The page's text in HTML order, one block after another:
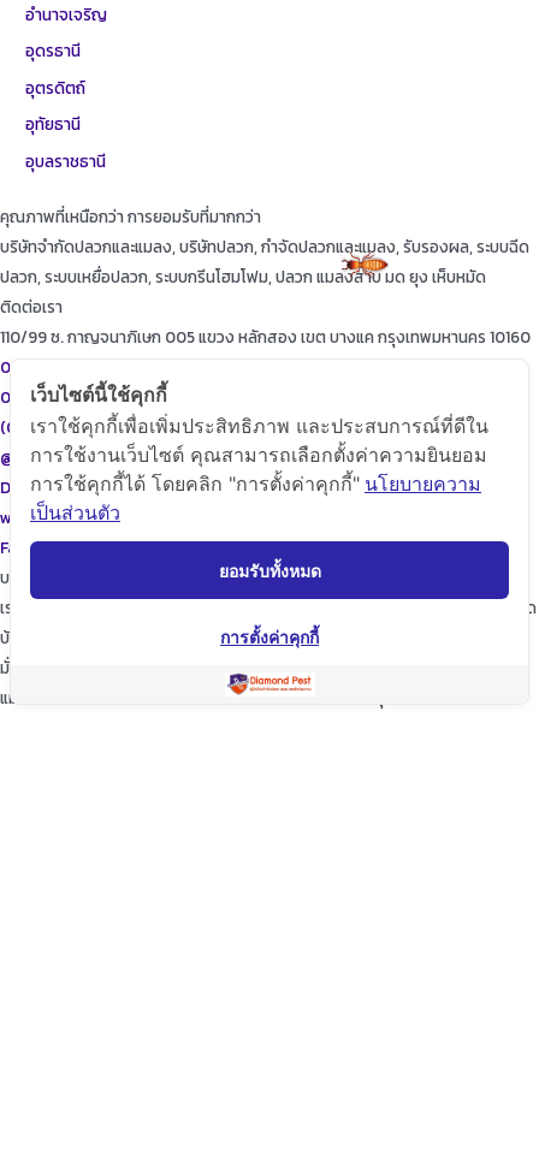
อำนาจเจริญ
อุดรธานี
อุตรดิตถ์
อุทัยธานี
อุบลราชธานี
คุณภาพที่เหนือกว่า การยอมรับที่มากกว่า
บริษัทจำกัดปลวกและแมลง, บริษัทปลวก, กำจัดปลวกและแมลง, รับรองผล, ระบบฉีด
ปลวก, ระบบเหยื่อปลวก, ระบบกรีนโฮมโฟม, ปลวก แมลงสาบ มด ยุง เห็บหมัด
ติดต่อเรา
110/99 ซ. กาญจนาภิเษก 005 แขวง หลักสอง เขต บางแค กรุงเทพมหานคร 10160
087-615-9999
086-471-9999
(02)455-9999
@diamondpest
Diamond Pest Control
www.diamondpest.com
FacebookLineEnvelope
บริการของเรา
เราจะพัฒนาการบริการให้กับลูกค้าดียิ่งขึ้นในทุกๆด้าน ให้เราดูแลใส่ใจทุกรายละเอียด
บ้านของท่านก็เปรียบเสมือนบ้านของเรา
มั่นใจในเรามั่นใจใน “ไดมอนด์แพลนเนท” บริการเป็นเลิศ ผู้นำด้านการกำจัดปลวก
แมลง และสัตว์รบกวนต่างๆ ปลอดภัยต่อบ้านและครอบครัวคุณอย่างแน่นอน
เว็บไซต์นี้ใช้คุกกี้
เราใช้คุกกี้เพื่อเพิ่มประสิทธิภาพ และประสบการณ์ที่ดีใน
การใช้งานเว็บไซต์ คุณสามารถเลือกตั้งค่าความยินยอม
การใช้คุกกี้ได้ โดยคลิก "การตั้งค่าคุกกี้" นโยบายความ
เป็นส่วนตัว
ยอมรับทั้งหมด
การตั้งค่าคุกกี้